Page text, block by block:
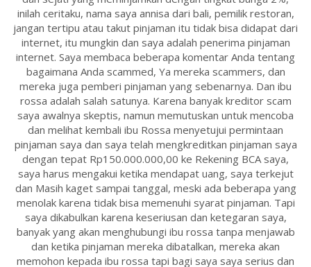
inilah ceritaku, nama saya annisa dari bali, pemilik restoran,
jangan tertipu atau takut pinjaman itu tidak bisa didapat dari
internet, itu mungkin dan saya adalah penerima pinjaman
internet. Saya membaca beberapa komentar Anda tentang
bagaimana Anda scammed, Ya mereka scammers, dan
mereka juga pemberi pinjaman yang sebenarnya. Dan ibu
rossa adalah salah satunya. Karena banyak kreditor scam
saya awalnya skeptis, namun memutuskan untuk mencoba
dan melihat kembali ibu Rossa menyetujui permintaan
pinjaman saya dan saya telah mengkreditkan pinjaman saya
dengan tepat Rp150.000.000,00 ke Rekening BCA saya,
saya harus mengakui ketika mendapat uang, saya terkejut
dan Masih kaget sampai tanggal, meski ada beberapa yang
menolak karena tidak bisa memenuhi syarat pinjaman. Tapi
saya dikabulkan karena keseriusan dan ketegaran saya,
banyak yang akan menghubungi ibu rossa tanpa menjawab
dan ketika pinjaman mereka dibatalkan, mereka akan
memohon kepada ibu rossa tapi bagi saya saya serius dan